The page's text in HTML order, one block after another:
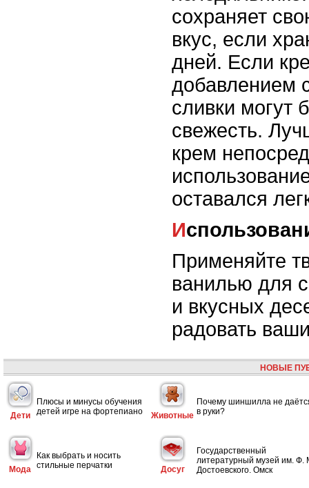
сохраняет
вкус, если
дней. Если
добавлением
сливки могут
свежесть.
крем
оставался
Применяйте
ванилью для
и вкусных
радовать
НОВЫЕ
Дети
Плюсы и минусы обучения
детей игре на фортепиано
Животные
Почему шиншилла не
в руки?
Мода
Как выбрать и носить
стильные перчатки
Досуг
Государственный
литературный музей им. Ф.
Достоевского. Омск